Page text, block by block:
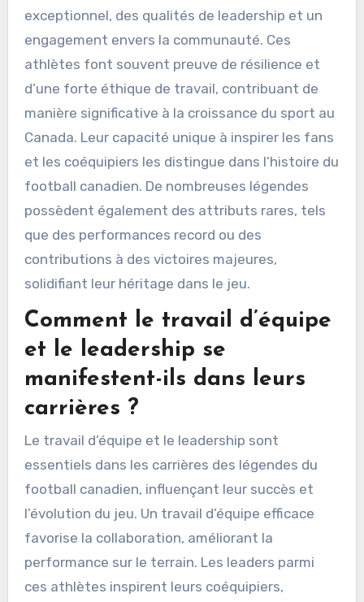
exceptionnel, des qualités de leadership et un
engagement envers la communauté. Ces
athlètes font souvent preuve de résilience et
d’une forte éthique de travail, contribuant de
manière significative à la croissance du sport au
Canada. Leur capacité unique à inspirer les fans
et les coéquipiers les distingue dans l’histoire du
football canadien. De nombreuses légendes
possèdent également des attributs rares, tels
que des performances record ou des
contributions à des victoires majeures,
solidifiant leur héritage dans le jeu.
Comment le travail d’équipe
et le leadership se
manifestent-ils dans leurs
carrières ?
Le travail d’équipe et le leadership sont
essentiels dans les carrières des légendes du
football canadien, influençant leur succès et
l’évolution du jeu. Un travail d’équipe efficace
favorise la collaboration, améliorant la
performance sur le terrain. Les leaders parmi
ces athlètes inspirent leurs coéquipiers,